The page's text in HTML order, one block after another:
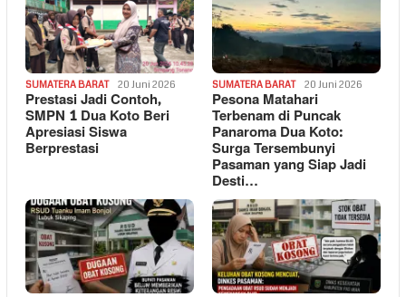
SUMATERA BARAT 20 Juni 2026
Prestasi Jadi Contoh,
SMPN 1 Dua Koto Beri
Apresiasi Siswa
Berprestasi
SUMATERA BARAT 20 Juni 2026
Pesona Matahari
Terbenam di Puncak
Panaroma Dua Koto:
Surga Tersembunyi
Pasaman yang Siap Jadi
Desti…